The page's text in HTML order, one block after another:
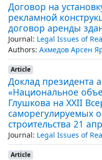
Договор на
рекламной
договор аренды
Journal: Legal Issues of
Authors: Ахмедов Арсен
Article
Доклад президента
«Национальное
Глушкова на XXII
саморегулируемых
строительства 21
Journal: Legal Issues of
Article